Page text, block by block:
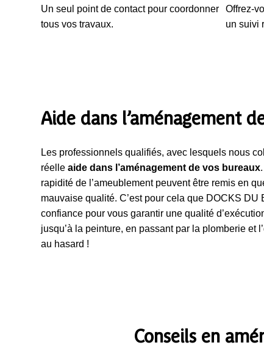
Un seul point de contact pour coordonner
tous vos travaux.
Offrez-
un suivi
Aide dans l’aménagement
Les professionnels qualifiés, avec lesquels nous
réelleaide dans l’aménagement de vos bureaux
rapidité de l’ameublement peuvent être remis en
mauvaise qualité. C’est pour cela que DOCKS DU
confiance pour vous garantir une qualité
jusqu’à la peinture, en passant par la plomberie et
au hasard !
Conseils en